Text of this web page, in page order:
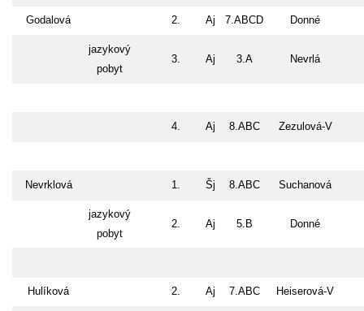
Godalová 2. Aj 7.ABCD Donné
jazykový
pobyt
3. Aj 3.A Nevrlá
4. Aj 8.ABC Zezulová-V
Nevrklová 1. Šj 8.ABC Suchanová
jazykový
pobyt
2. Aj 5.B Donné
Hulíková 2. Aj 7.ABC Heiserová-V